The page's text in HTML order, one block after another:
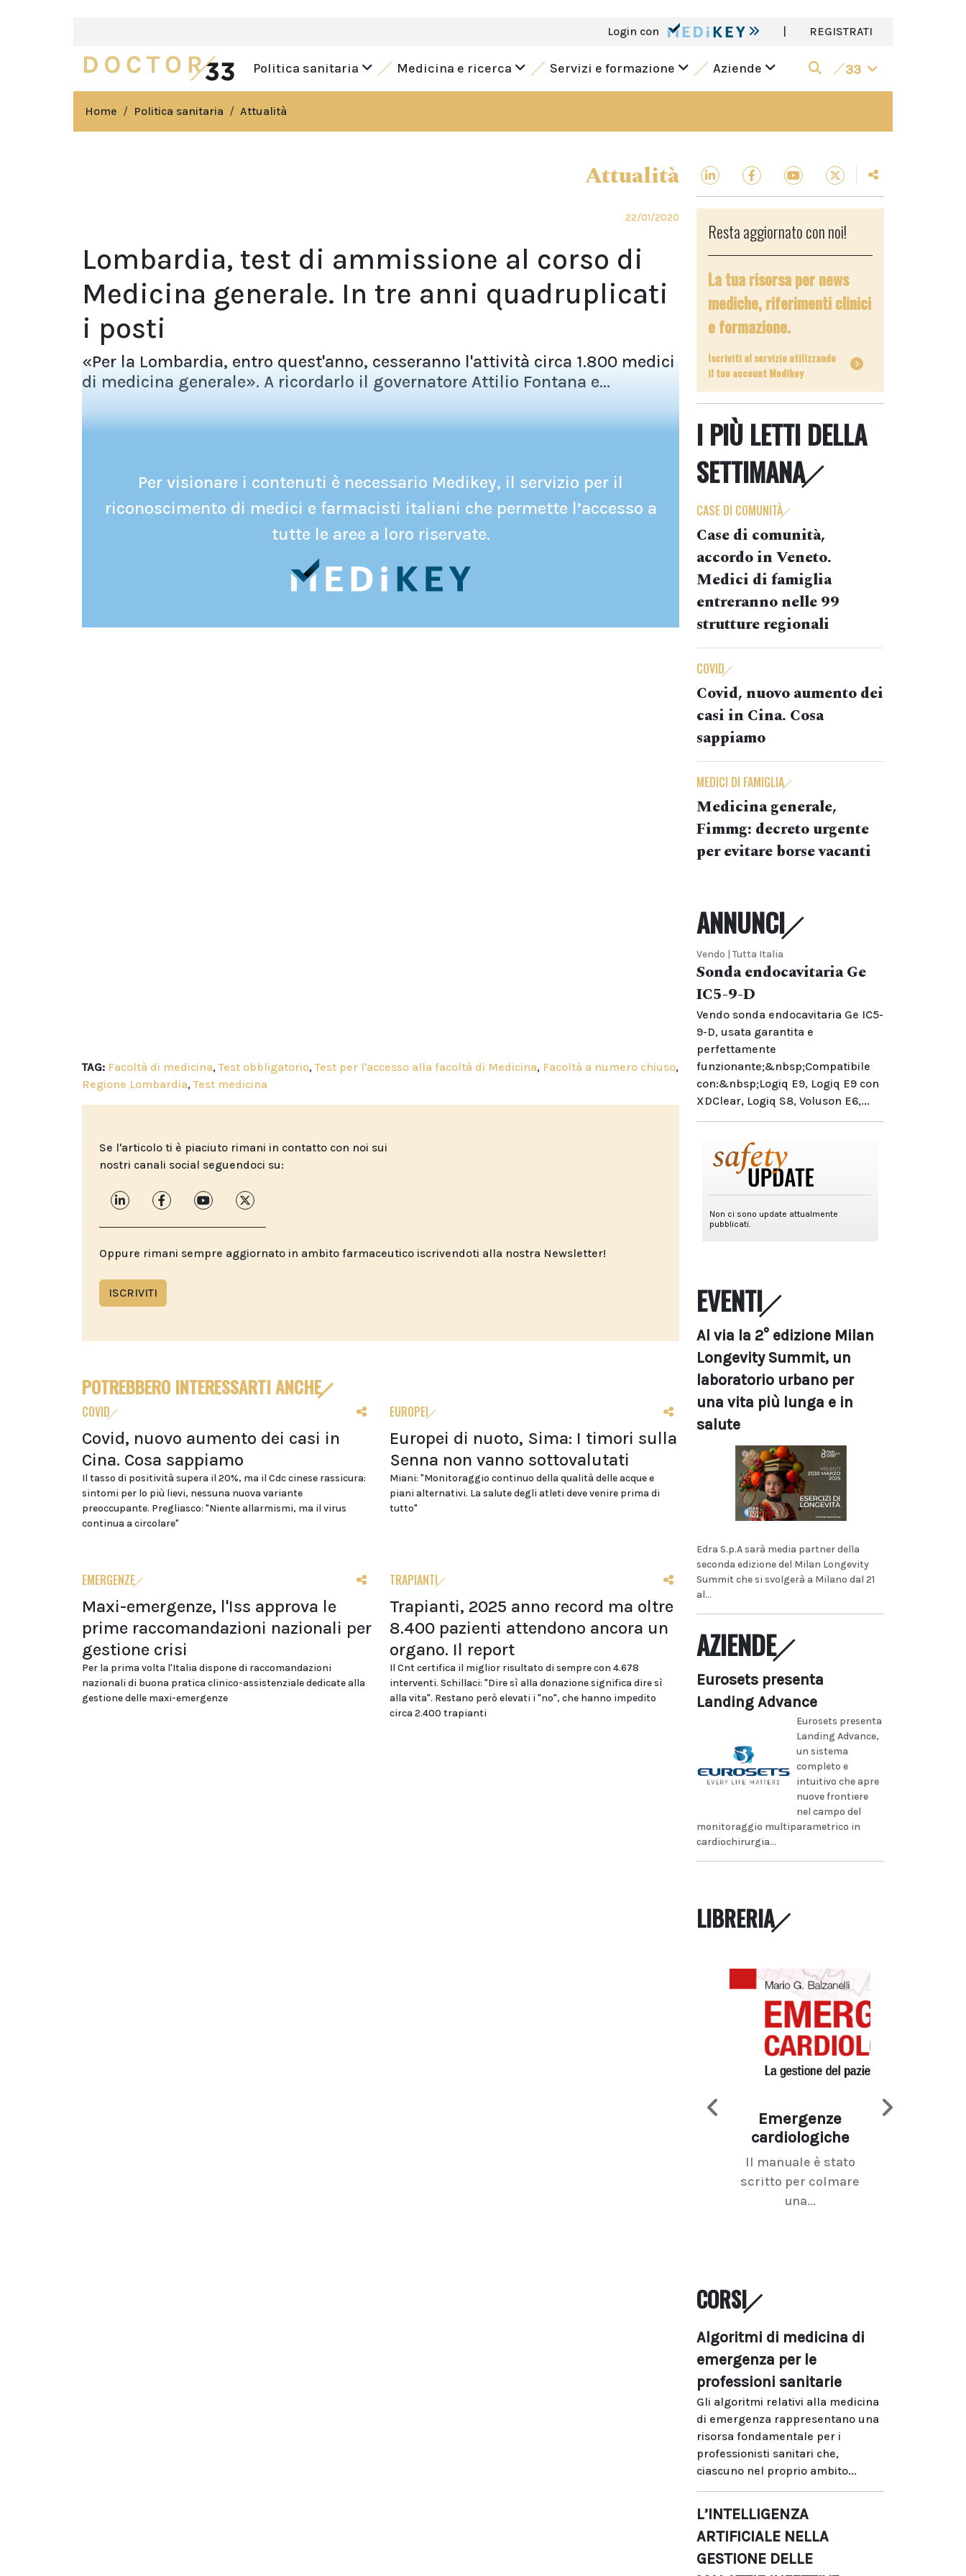
Login con | REGISTRATI
Politica sanitaria Medicina e ricerca Servizi e formazione Aziende 33
Home Politica sanitaria Attualità
Attualità
22/01/2020
Lombardia, test di ammissione al corso di
Medicina generale. In tre anni quadruplicati
i posti
«Per la Lombardia, entro quest'anno, cesseranno l'attività circa 1.800 medici
di medicina generale». A ricordarlo il governatore Attilio Fontana e...
Per visionare i contenuti è necessario Medikey, il servizio per il
riconoscimento di medici e farmacisti italiani che permette l’accesso a
tutte le aree a loro riservate.
TAG: Facoltà di medicina,Test obbligatorio,Test per l'accesso alla facoltà di Medicina, Facoltà a numero chiuso,
Regione Lombardia,Test medicina
Se l'articolo ti è piaciuto rimani in contatto con noi sui
nostri canali social seguendoci su:
Oppure rimani sempre aggiornato in ambito farmaceutico iscrivendoti alla nostra Newsletter!
ISCRIVITI
POTREBBERO INTERESSARTI ANCHE
COVID
Covid, nuovo aumento dei casi in
Cina. Cosa sappiamo
Il tasso di positività supera il 20%, ma il Cdc cinese rassicura:
sintomi per lo più lievi, nessuna nuova variante
preoccupante. Pregliasco: "Niente allarmismi, ma il virus
continua a circolare"
EUROPEI
Europei di nuoto, Sima: I timori sulla
Senna non vanno sottovalutati
Miani: "Monitoraggio continuo della qualità delle acque e
piani alternativi. La salute degli atleti deve venire prima di
tutto"
EMERGENZE
Maxi-emergenze, l'Iss approva le
prime raccomandazioni nazionali per
gestione crisi
Per la prima volta l'Italia dispone di raccomandazioni
nazionali di buona pratica clinico-assistenziale dedicate alla
gestione delle maxi-emergenze
TRAPIANTI
Trapianti, 2025 anno record ma oltre
8.400 pazienti attendono ancora un
organo. Il report
Il Cnt certifica il miglior risultato di sempre con 4.678
interventi. Schillaci: "Dire sì alla donazione significa dire sì
alla vita". Restano però elevati i "no", che hanno impedito
circa 2.400 trapianti
Resta aggiornato con noi!
La tua risorsa per news
mediche, riferimenti clinici
e formazione.
Iscriviti al servizio utilizzando
il tuo account Medikey
I PIÙ LETTI DELLA
SETTIMANA
CASE DI COMUNITÀ
Case di comunità,
accordo in Veneto.
Medici di famiglia
entreranno nelle 99
strutture regionali
COVID
Covid, nuovo aumento dei
casi in Cina. Cosa
sappiamo
MEDICI DI FAMIGLIA
Medicina generale,
Fimmg: decreto urgente
per evitare borse vacanti
ANNUNCI
Vendo | Tutta Italia
Sonda endocavitaria Ge
IC5-9-D
Vendo sonda endocavitaria Ge IC5-
9-D, usata garantita e
perfettamente
funzionante;&nbsp;Compatibile
con:&nbsp;Logiq E9, Logiq E9 con
XDClear, Logiq S8, Voluson E6,...
EVENTI
Al via la 2° edizione Milan
Longevity Summit, un
laboratorio urbano per
una vita più lunga e in
salute
Edra S.p.A sarà media partner della
seconda edizione del Milan Longevity
Summit che si svolgerà a Milano dal 21
al...
AZIENDE
Eurosets presenta
Landing Advance
Eurosets presenta
Landing Advance,
un sistema
completo e
intuitivo che apre
nuove frontiere
nel campo del
monitoraggio multiparametrico in
cardiochirurgia...
LIBRERIA
Emergenze
cardiologiche
Il manuale è stato
scritto per colmare
una...
CORSI
Algoritmi di medicina di
emergenza per le
professioni sanitarie
Gli algoritmi relativi alla medicina
di emergenza rappresentano una
risorsa fondamentale per i
professionisti sanitari che,
ciascuno nel proprio ambito...
L’INTELLIGENZA
ARTIFICIALE NELLA
GESTIONE DELLE